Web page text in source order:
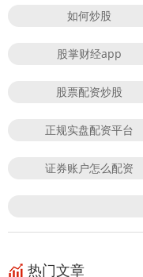
如何炒股
股掌财经app
股票配资炒股
正规实盘配资平台
证券账户怎么配资
热门文章